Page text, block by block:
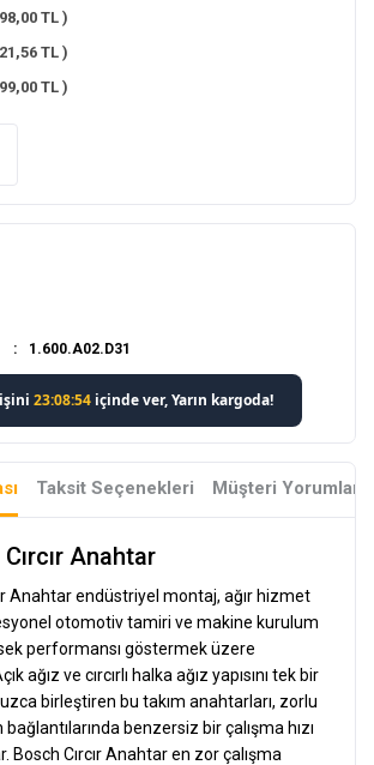
1.600.A02.D31
TL )
TL )
TL )
Taksit Seçenekleri Müşteri Yorumları
Anahtar
Anahtar endüstriyel montaj, ağır hizmet
otomotiv tamiri ve makine kurulum
performansı göstermek üzere
ağız ve cırcırlı halka ağız yapısını tek bir
birleştiren bu takım anahtarları, zorlu
benzersiz bir çalışma hızı
Bosch Cırcır Anahtar en zor çalışma